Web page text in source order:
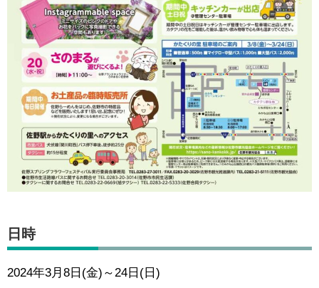
日時
2024年3月8日(金)～24日(日)